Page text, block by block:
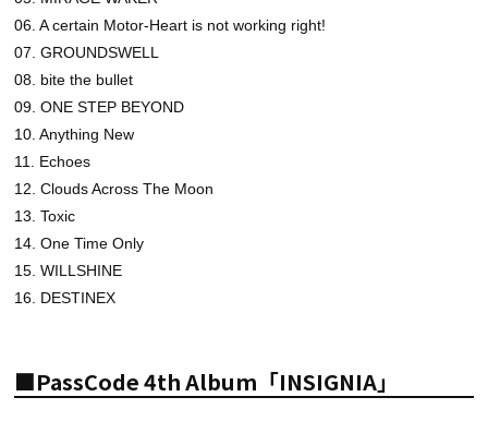
06. A certain Motor-Heart is not working right!
07. GROUNDSWELL
08. bite the bullet
09. ONE STEP BEYOND
10. Anything New
11. Echoes
12. Clouds Across The Moon
13. Toxic
14. One Time Only
15. WILLSHINE
16. DESTINEX
■PassCode 4th Album「INSIGNIA」